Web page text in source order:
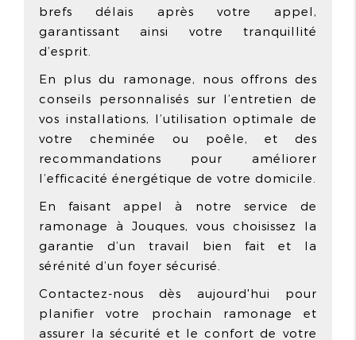
brefs délais après votre appel,
garantissant ainsi votre tranquillité
d’esprit.
En plus du ramonage, nous offrons des
conseils personnalisés sur l’entretien de
vos installations, l’utilisation optimale de
votre cheminée ou poêle, et des
recommandations pour améliorer
l’efficacité énergétique de votre domicile.
En faisant appel à notre service de
ramonage à Jouques, vous choisissez la
garantie d’un travail bien fait et la
sérénité d’un foyer sécurisé.
Contactez-nous dès aujourd'hui pour
planifier votre prochain ramonage et
assurer la sécurité et le confort de votre